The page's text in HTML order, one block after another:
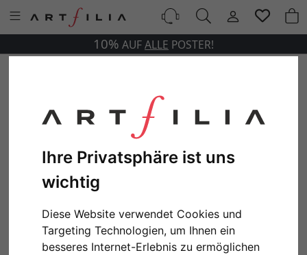
Ihre Privatsphäre ist uns
wichtig
Diese Website verwendet Cookies und
Targeting Technologien, um Ihnen ein
besseres Internet-Erlebnis zu ermöglichen
10% AUFALLE POSTER!